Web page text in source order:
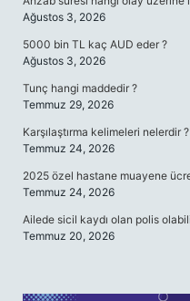
Ağustos 3, 2026
5000 bin TL kaç AUD eder ?
Ağustos 3, 2026
Tunç hangi maddedir ?
Temmuz 29, 2026
Karşılaştırma kelimeleri nelerdir ?
Temmuz 24, 2026
2025 özel hastane muayene
Temmuz 24, 2026
Ailede sicil kaydı olan polis
Temmuz 20, 2026